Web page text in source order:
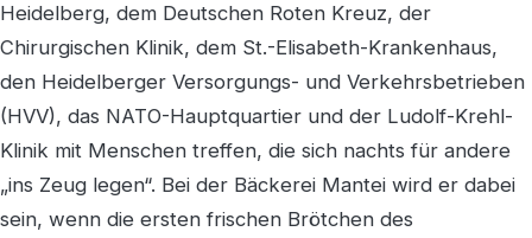
Heidelberg, dem Deutschen Roten Kreuz, der
Chirurgischen Klinik, dem St.-Elisabeth-Krankenhaus,
den Heidelberger Versorgungs- und Verkehrsbetrieben
(HVV), das NATO-Hauptquartier und der Ludolf-Krehl-
Klinik mit Menschen treffen, die sich nachts für andere
„ins Zeug legen“. Bei der Bäckerei Mantei wird er dabei
sein, wenn die ersten frischen Brötchen des